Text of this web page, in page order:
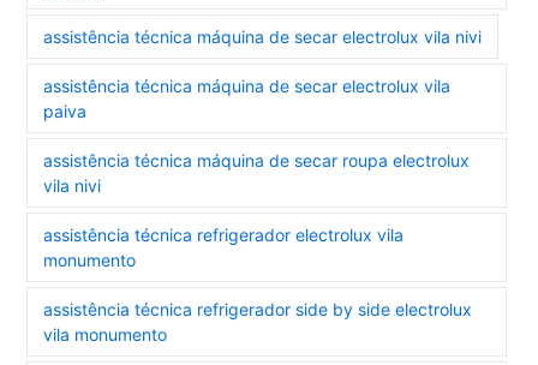
assistência técnica máquina de secar electrolux vila nivi
assistência técnica máquina de secar electrolux vila
paiva
assistência técnica máquina de secar roupa electrolux
vila nivi
assistência técnica refrigerador electrolux vila
monumento
assistência técnica refrigerador side by side electrolux
vila monumento